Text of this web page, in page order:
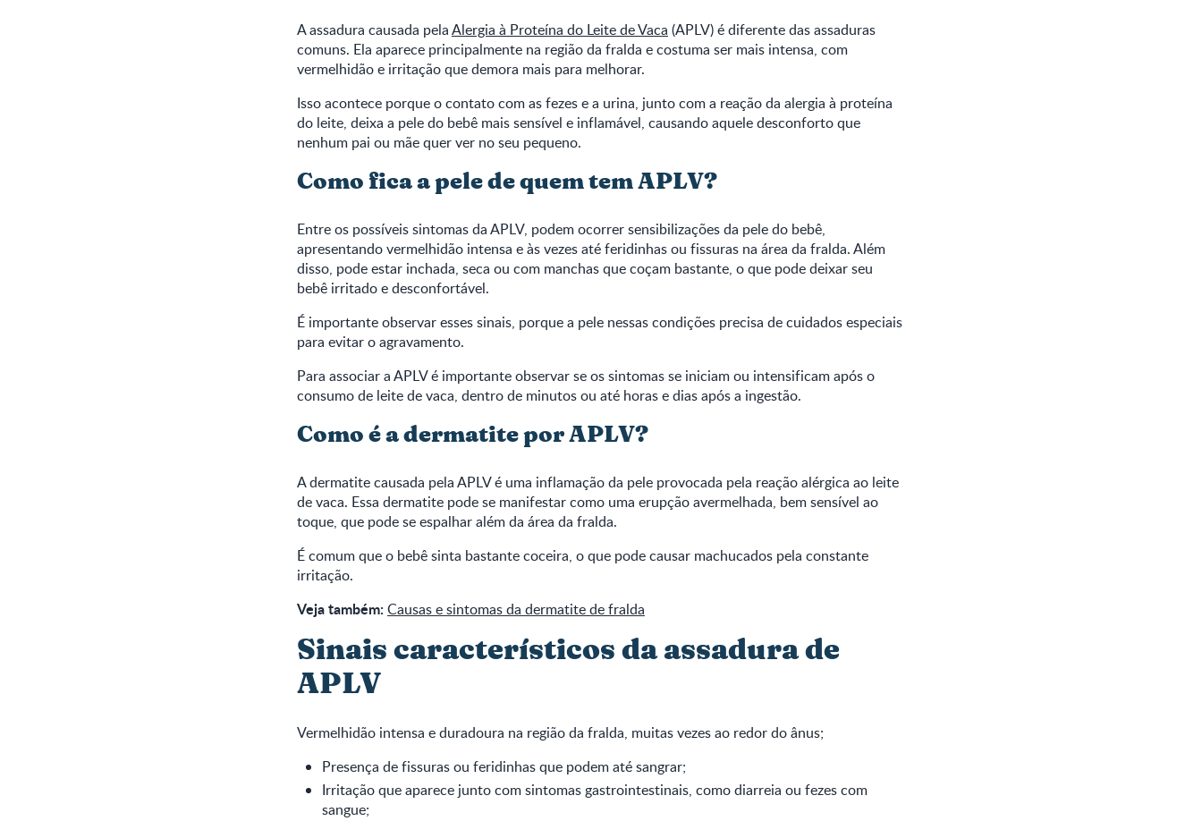
A assadura causada pelaAlergia à Proteína do Leite de Vaca (APLV) é diferente das assaduras
comuns. Ela aparece principalmente na região da fralda e costuma ser mais intensa, com
vermelhidão e irritação que demora mais para melhorar.
Isso acontece porque o contato com as fezes e a urina, junto com a reação da alergia à proteína
do leite, deixa a pele do bebê mais sensível e inflamável, causando aquele desconforto que
nenhum pai ou mãe quer ver no seu pequeno.
Como fica a pele de quem tem APLV?
Entre os possíveis sintomas da APLV, podem ocorrer sensibilizações da pele do bebê,
apresentando vermelhidão intensa e às vezes até feridinhas ou fissuras na área da fralda. Além
disso, pode estar inchada, seca ou com manchas que coçam bastante, o que pode deixar seu
bebê irritado e desconfortável.
É importante observar esses sinais, porque a pele nessas condições precisa de cuidados especiais
para evitar o agravamento.
Para associar a APLV é importante observar se os sintomas se iniciam ou intensificam após o
consumo de leite de vaca, dentro de minutos ou até horas e dias após a ingestão.
Como é a dermatite por APLV?
A dermatite causada pela APLV é uma inflamação da pele provocada pela reação alérgica ao leite
de vaca. Essa dermatite pode se manifestar como uma erupção avermelhada, bem sensível ao
toque, que pode se espalhar além da área da fralda.
É comum que o bebê sinta bastante coceira, o que pode causar machucados pela constante
irritação.
Veja também:Causas e sintomas da dermatite de fralda
Sinais característicos da assadura de
APLV
Vermelhidão intensa e duradoura na região da fralda, muitas vezes ao redor do ânus;
Presença de fissuras ou feridinhas que podem até sangrar;
Irritação que aparece junto com sintomas gastrointestinais, como diarreia ou fezes com
sangue;